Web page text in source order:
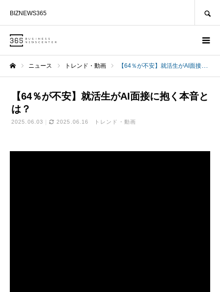
BIZNEWS365
ニュース トレンド・動画 【64％が不安】就活生がAI面接に抱く本音とは？
【64％が不安】就活生がAI面接に抱く本音と
は？
2025.06.03 2025.06.16 トレンド・動画